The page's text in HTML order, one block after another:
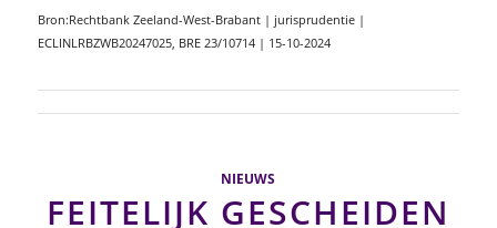
Bron:Rechtbank Zeeland-West-Brabant | jurisprudentie |
ECLINLRBZWB20247025, BRE 23/10714 | 15-10-2024
NIEUWS
FEITELIJK GESCHEIDEN